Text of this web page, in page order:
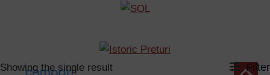
Showing the single result Filter
Scroll